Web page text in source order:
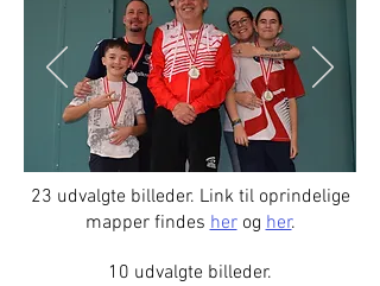
23 udvalgte billeder. Link til oprindelige
mapper findesherogher.
10 udvalgte billeder.